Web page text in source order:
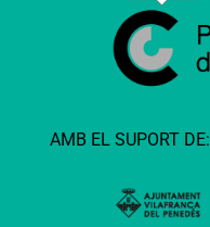
AMB EL SUPORT DE: